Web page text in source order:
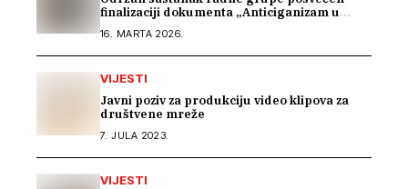
finalizaciji dokumenta „Anticiganizam u
16. MARTA 2026.
VIJESTI
Javni poziv za produkciju video klipova za
društvene mreže
7. JULA 2023.
VIJESTI